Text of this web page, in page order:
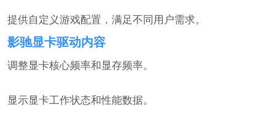
提供自定义游戏配置，满足不同用户需求。
影驰显卡驱动内容
调整显卡核心频率和显存频率。
显示显卡工作状态和性能数据。